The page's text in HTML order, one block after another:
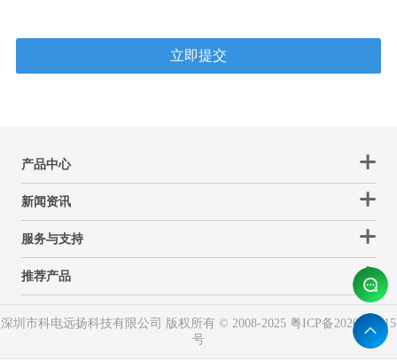
产品中心
新闻资讯
服务与支持
推荐产品
深圳市科电远扬科技有限公司 版权所有 © 2008-2025 粤ICP备2020088115
号